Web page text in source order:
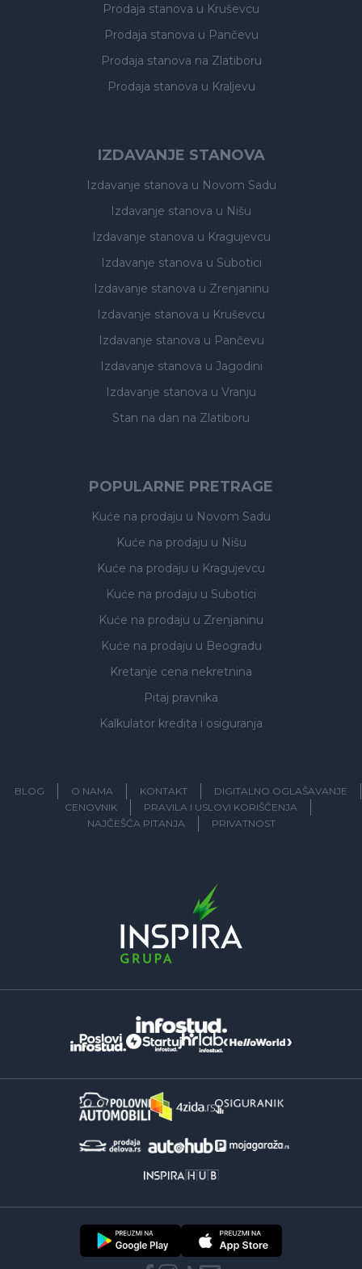
Prodaja stanova u Kruševcu
Prodaja stanova u Pančevu
Prodaja stanova na Zlatiboru
Prodaja stanova u Kraljevu
IZDAVANJE STANOVA
Izdavanje stanova u Novom Sadu
Izdavanje stanova u Nišu
Izdavanje stanova u Kragujevcu
Izdavanje stanova u Subotici
Izdavanje stanova u Zrenjaninu
Izdavanje stanova u Kruševcu
Izdavanje stanova u Pančevu
Izdavanje stanova u Jagodini
Izdavanje stanova u Vranju
Stan na dan na Zlatiboru
POPULARNE PRETRAGE
Kuće na prodaju u Novom Sadu
Kuće na prodaju u Nišu
Kuće na prodaju u Kragujevcu
Kuće na prodaju u Subotici
Kuće na prodaju u Zrenjaninu
Kuće na prodaju u Beogradu
Kretanje cena nekretnina
Pitaj pravnika
Kalkulator kredita i osiguranja
BLOG O NAMA KONTAKT
DIGITALNO OGLAŠAVANJE
CENOVNIK
PRAVILA I USLOVI KORIŠĆENJA
NAJČEŠĆA PITANJA
PRIVATNOST